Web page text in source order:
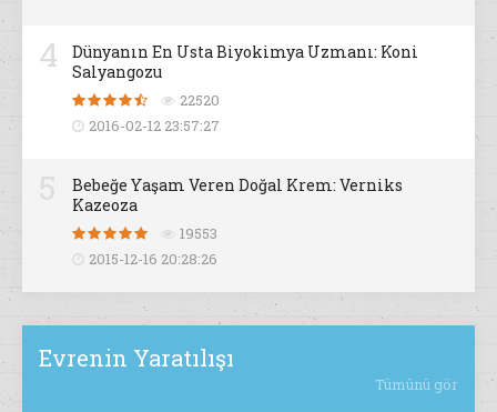
4
Dünyanın En Usta Biyokimya Uzmanı: Koni
Salyangozu
22520
2016-02-12 23:57:27
Bebeğe Yaşam Veren Doğal Krem: Verniks
Kazeoza
19553
2015-12-16 20:28:26
Evrenin Yaratılışı
Tümünü gör